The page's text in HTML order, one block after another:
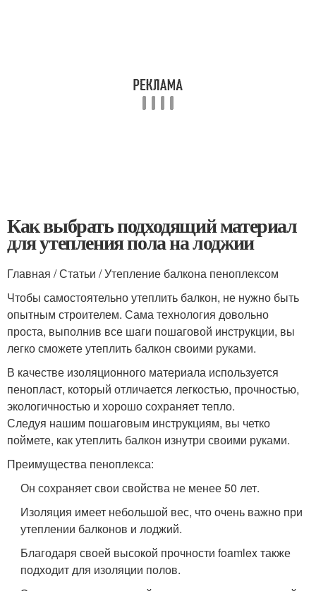
Как выбрать подходящий материал
для утепления пола на лоджии
Главная / Статьи / Утепление балкона пеноплексом
Чтобы самостоятельно утеплить балкон, не нужно быть
опытным строителем. Сама технология довольно
проста, выполнив все шаги пошаговой инструкции, вы
легко сможете утеплить балкон своими руками.
В качестве изоляционного материала используется
пенопласт, который отличается легкостью, прочностью,
экологичностью и хорошо сохраняет тепло.
Следуя нашим пошаговым инструкциям, вы четко
поймете, как утеплить балкон изнутри своими руками.
Преимущества пеноплекса:
Он сохраняет свои свойства не менее 50 лет.
Изоляция имеет небольшой вес, что очень важно при
утеплении балконов и лоджий.
Благодаря своей высокой прочности foamlex также
подходит для изоляции полов.